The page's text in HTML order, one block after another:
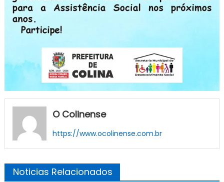
O Colinense
https://www.ocolinense.com.br
Noticias Relacionados